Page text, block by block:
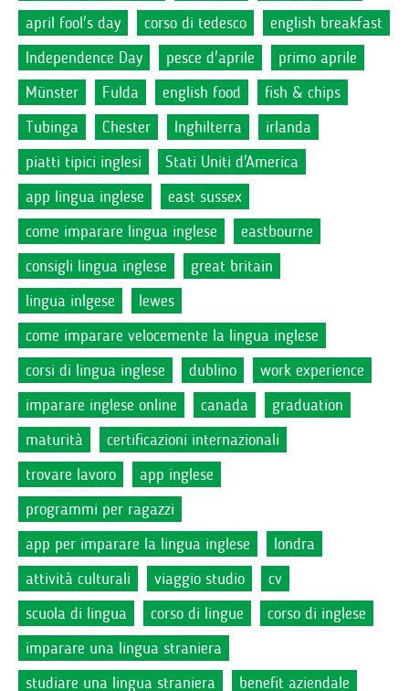
april fool's day
corso di tedesco
english breakfast
Independence Day
pesce d'aprile
primo aprile
Münster
Fulda english food
fish & chips
Tubinga
Chester Inghilterra
irlanda
piatti tipici inglesi
Stati Uniti d'America
app lingua inglese
east sussex
come imparare lingua inglese
eastbourne
consigli lingua inglese
great britain
lingua inlgese
lewes
come imparare velocemente la lingua inglese
corsi di lingua inglese
dublino
work experience
imparare inglese online
canada
graduation
maturità
certificazioni internazionali
trovare lavoro
app inglese
programmi per ragazzi
app per imparare la lingua inglese
londra
attività culturali
viaggio studio
cv
scuola di lingua
corso di lingue
corso di inglese
imparare una lingua straniera
studiare una lingua straniera
benefit aziendale